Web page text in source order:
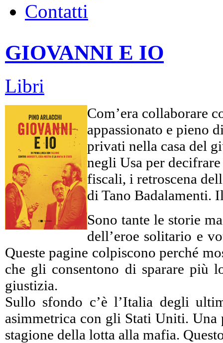
Contatti
GIOVANNI E IO
Libri
Com’era collaborare
appassionato e pieno
privati nella casa del
negli Usa per
fiscali, i retroscena
di Tano Badalamenti.
Sono tante le storie
dell’eroe solitario e
Queste pagine colpiscono perché
che gli consentono di sparare più
giustizia.
Sullo sfondo c’è l’Italia degli
asimmetrica con gli Stati Uniti. Una
stagione della lotta alla mafia.